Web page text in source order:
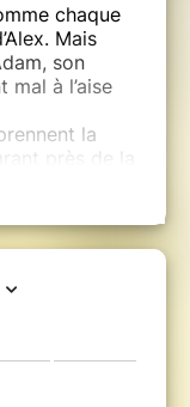
chaque
Mais
son
mal à l’aise
la
près de la
La
dans une